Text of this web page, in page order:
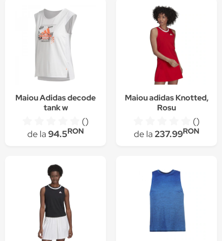
Maiou Adidas decode
tank w
()
de la94.5RON
Maiou adidas Knotted,
Rosu
()
de la237.99RON